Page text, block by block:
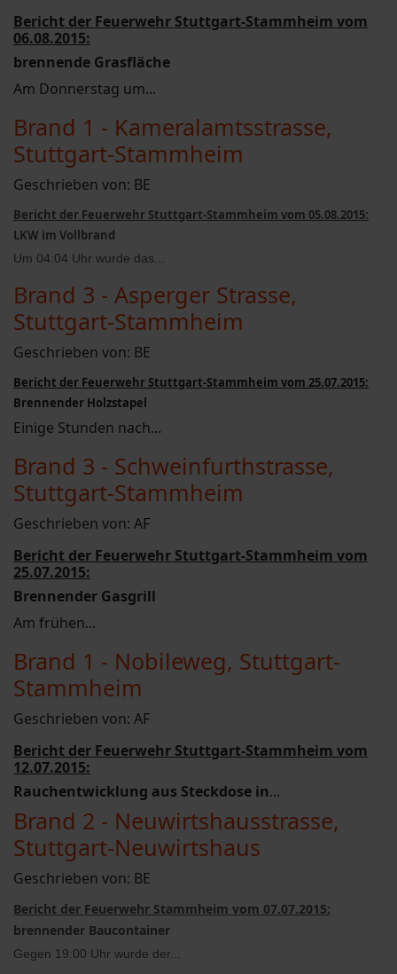
Bericht der Feuerwehr Stuttgart-Stammheim vom
06.08.2015:
brennende Grasfläche
Am Donnerstag um...
Brand 1 - Kameralamtsstrasse,
Stuttgart-Stammheim
Geschrieben von: BE
Bericht der Feuerwehr Stuttgart-Stammheim vom 05.08.2015:
LKW im Vollbrand
Um 04:04 Uhr wurde das...
Brand 3 - Asperger Strasse,
Stuttgart-Stammheim
Geschrieben von: BE
Bericht der Feuerwehr Stuttgart-Stammheim vom 25.07.2015:
Brennender Holzstapel
Einige Stunden nach...
Brand 3 - Schweinfurthstrasse,
Stuttgart-Stammheim
Geschrieben von: AF
Bericht der Feuerwehr Stuttgart-Stammheim vom
25.07.2015:
Brennender Gasgrill
Am frühen...
Brand 1 - Nobileweg, Stuttgart-
Stammheim
Geschrieben von: AF
Bericht der Feuerwehr Stuttgart-Stammheim vom
12.07.2015:
Rauchentwicklung aus Steckdose in...
Brand 2 - Neuwirtshausstrasse,
Stuttgart-Neuwirtshaus
Geschrieben von: BE
Bericht der Feuerwehr Stammheim vom 07.07.2015:
brennender Baucontainer
Gegen 19:00 Uhr wurde der...